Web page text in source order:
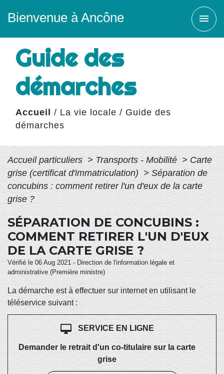
Bienvenue à Ancône menu
Guide des
démarches
Accueil / La vie locale / Guide des
démarches
Accueil particuliers > Transports - Mobilité > Carte
grise (certificat d'immatriculation) > Séparation de
concubins : comment retirer l'un d'eux de la carte
grise ?
SÉPARATION DE CONCUBINS :
COMMENT RETIRER L'UN D'EUX
DE LA CARTE GRISE ?
Vérifié le 06 Aug 2021 - Direction de l'information légale et
administrative (Première ministre)
La démarche est à effectuer sur internet en utilisant le
téléservice suivant :
desktop_mac SERVICE EN LIGNE
Demander le retrait d'un co-titulaire sur la carte
grise